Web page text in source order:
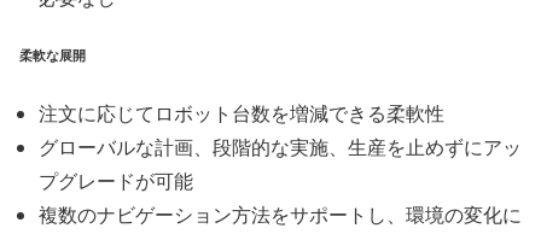
柔軟な展開
注文に応じてロボット台数を増減できる柔軟性
グローバルな計画、段階的な実施、生産を止めずにアッ
プグレードが可能
複数のナビゲーション方法をサポートし、環境の変化に